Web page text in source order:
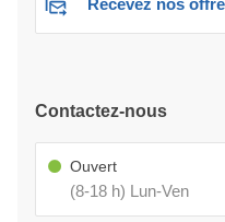
Contactez-nous
Ouvert
(8-18 h) Lun-Ven